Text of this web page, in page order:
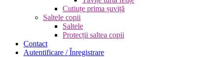
Cutiuțe prima șuviță
Saltele copii
Saltele
Protecții saltea copii
Contact
Autentificare / Înregistrare